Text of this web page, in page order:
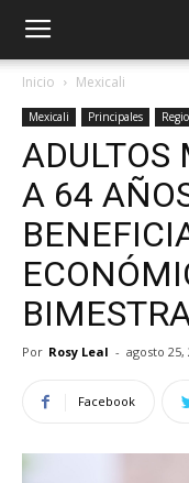
Inicio Mexicali
Mexicali Principales
ADULTOS
A 64
Por Rosy Leal - agosto 25,
Facebook